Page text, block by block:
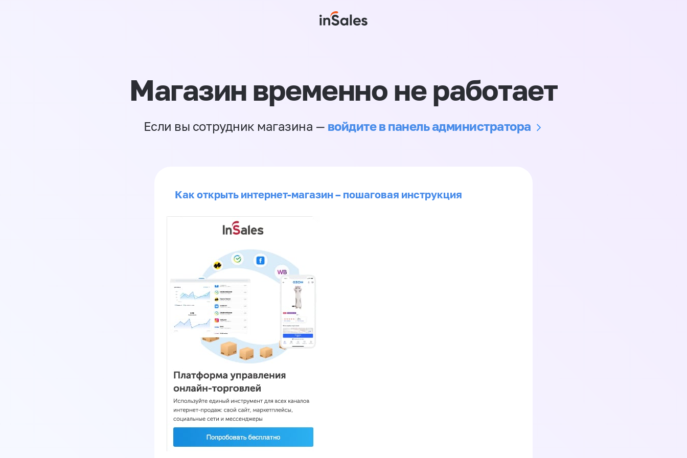
Магазин временно не работает
Если вы сотрудник магазина — войдите в панель администратора
Как открыть интернет-магазин – пошаговая инструкция